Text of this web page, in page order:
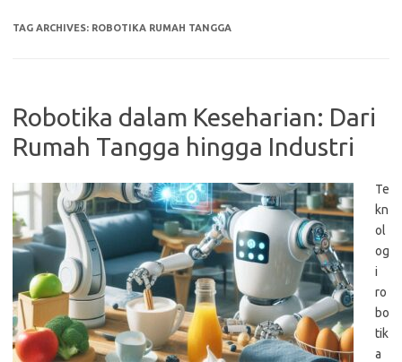
TAG ARCHIVES: ROBOTIKA RUMAH TANGGA
Robotika dalam Keseharian: Dari
Rumah Tangga hingga Industri
Te
kn
ol
og
i
ro
bo
tik
a